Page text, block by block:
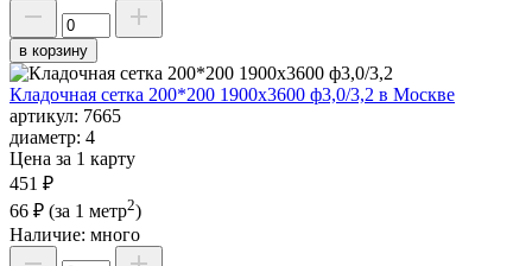
в корзину
Кладочная сетка 200*200 1900х3600 ф3,0/3,2 в Москве
артикул: 7665
диаметр: 4
Цена за 1 карту
451 ₽
66 ₽ (за 1 метр2)
Наличие: много